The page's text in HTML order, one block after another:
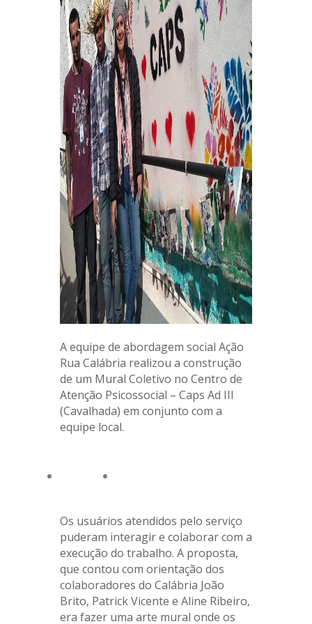
A equipe de abordagem social Ação
Rua Calábria realizou a construção
de um Mural Coletivo no Centro de
Atenção Psicossocial – Caps Ad III
(Cavalhada) em conjunto com a
equipe local.
Os usuários atendidos pelo serviço
puderam interagir e colaborar com a
execução do trabalho. A proposta,
que contou com orientação dos
colaboradores do Calábria João
Brito, Patrick Vicente e Aline Ribeiro,
era fazer uma arte mural onde os